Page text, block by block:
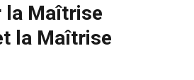
la Maîtrise
la Maîtrise